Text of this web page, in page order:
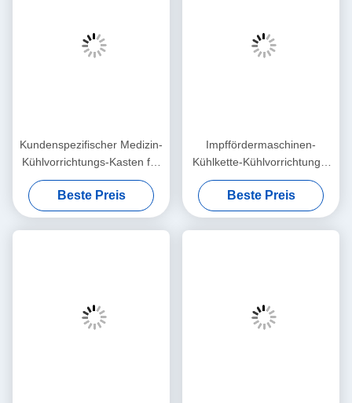
Kundenspezifischer Medizin-
Kühlvorrichtungs-Kasten für
Langstreckenimpfkühlraum-
Transport
Beste Preis
Impffördermaschinen-
Kühlkette-Kühlvorrichtungs-
Kasten tragbares 17L 42L
82L 125L
Beste Preis